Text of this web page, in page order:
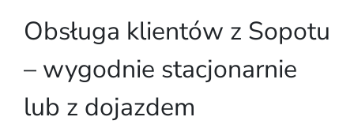
Obsługa klientów z Sopotu
– wygodnie stacjonarnie
lub z dojazdem